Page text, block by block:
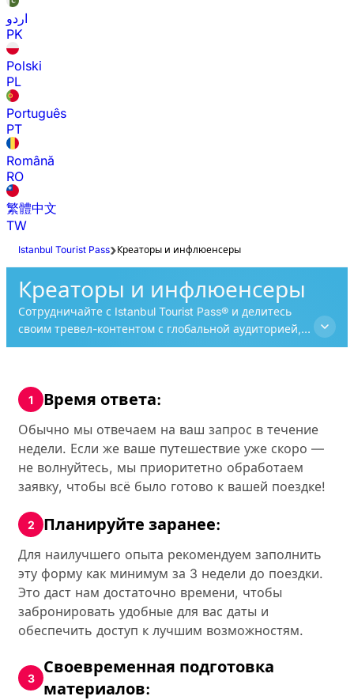
اردو
PK
Polski
PL
Português
PT
Română
RO
繁體中文
TW
Istanbul Tourist Pass Креаторы и инфлюенсеры
Креаторы и инфлюенсеры
Сотрудничайте с Istanbul Tourist Pass® и делитесь
своим тревел-контентом с глобальной аудиторией,
представляя лучшие впечатления в Стамбуле.
Время ответа:
Обычно мы отвечаем на ваш запрос в течение
недели. Если же ваше путешествие уже скоро —
не волнуйтесь, мы приоритетно обработаем
заявку, чтобы всё было готово к вашей поездке!
Планируйте заранее:
Для наилучшего опыта рекомендуем заполнить
эту форму как минимум за 3 недели до поездки.
Это даст нам достаточно времени, чтобы
забронировать удобные для вас даты и
обеспечить доступ к лучшим возможностям.
Своевременная подготовка
материалов: